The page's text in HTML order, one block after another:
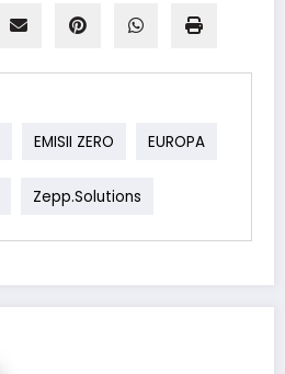
EMISII ZERO EUROPA
Zepp.solutions